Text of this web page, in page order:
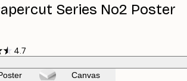
Series No2 Poster
4.7
Canvas